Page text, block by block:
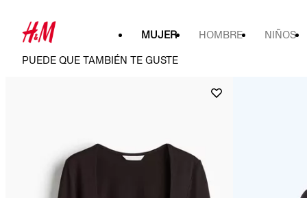
MUJER HOMBRE NIÑOS
PUEDE QUE TAMBIÉN TE GUSTE